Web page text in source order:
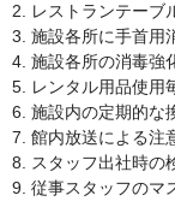
レストランテーブ
施設各所に手首用
施設各所の消毒強
レンタル用品使用
施設内の定期的な
館内放送による注
スタッフ出社時の
従事スタッフのマ